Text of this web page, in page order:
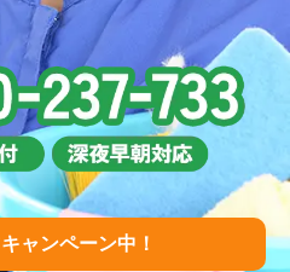
ャンペーン中！